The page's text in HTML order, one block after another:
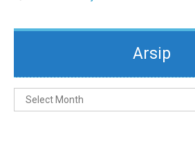
Arsip
Arsip